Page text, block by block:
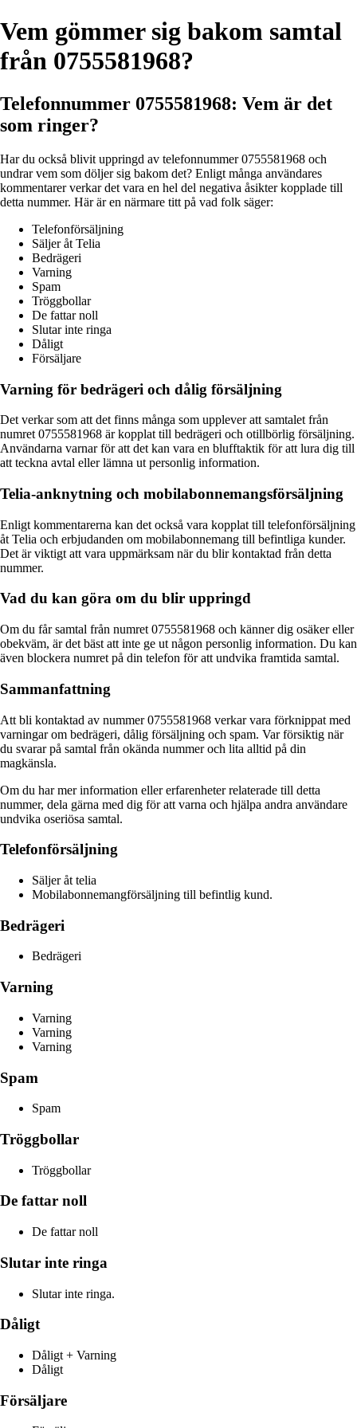
Vem gömmer sig bakom samtal
från 0755581968?
Telefonnummer 0755581968: Vem är det
som ringer?
Har du också blivit uppringd av telefonnummer 0755581968 och
undrar vem som döljer sig bakom det? Enligt många användares
kommentarer verkar det vara en hel del negativa åsikter kopplade till
detta nummer. Här är en närmare titt på vad folk säger:
Telefonförsäljning
Säljer åt Telia
Bedrägeri
Varning
Spam
Tröggbollar
De fattar noll
Slutar inte ringa
Dåligt
Försäljare
Varning för bedrägeri och dålig försäljning
Det verkar som att det finns många som upplever att samtalet från
numret 0755581968 är kopplat till bedrägeri och otillbörlig försäljning.
Användarna varnar för att det kan vara en blufftaktik för att lura dig till
att teckna avtal eller lämna ut personlig information.
Telia-anknytning och mobilabonnemangsförsäljning
Enligt kommentarerna kan det också vara kopplat till telefonförsäljning
åt Telia och erbjudanden om mobilabonnemang till befintliga kunder.
Det är viktigt att vara uppmärksam när du blir kontaktad från detta
nummer.
Vad du kan göra om du blir uppringd
Om du får samtal från numret 0755581968 och känner dig osäker eller
obekväm, är det bäst att inte ge ut någon personlig information. Du kan
även blockera numret på din telefon för att undvika framtida samtal.
Sammanfattning
Att bli kontaktad av nummer 0755581968 verkar vara förknippat med
varningar om bedrägeri, dålig försäljning och spam. Var försiktig när
du svarar på samtal från okända nummer och lita alltid på din
magkänsla.
Om du har mer information eller erfarenheter relaterade till detta
nummer, dela gärna med dig för att varna och hjälpa andra användare
undvika oseriösa samtal.
Telefonförsäljning
Säljer åt telia
Mobilabonnemangförsäljning till befintlig kund.
Bedrägeri
Bedrägeri
Varning
Varning
Varning
Varning
Spam
Spam
Tröggbollar
Tröggbollar
De fattar noll
De fattar noll
Slutar inte ringa
Slutar inte ringa.
Dåligt
Dåligt + Varning
Dåligt
Försäljare